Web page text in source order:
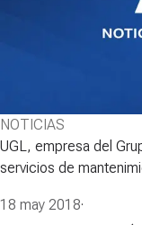
NOTICIAS
UGL, empresa del
servicios de
18 may 2018·